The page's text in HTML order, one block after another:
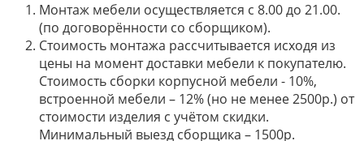
Монтаж мебели осуществляется с 8.00 до 21.00.
(по договорённости со сборщиком).
Стоимость монтажа рассчитывается исходя из
цены на момент доставки мебели к покупателю.
Стоимость сборки корпусной мебели - 10%,
встроенной мебели – 12% (но не менее 2500р.) от
стоимости изделия с учётом скидки.
Минимальный выезд сборщика – 1500р.